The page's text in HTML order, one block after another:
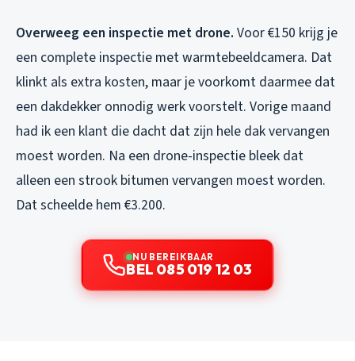
Overweeg een inspectie met drone. Voor €150 krijg je
een complete inspectie met warmtebeeldcamera. Dat
klinkt als extra kosten, maar je voorkomt daarmee dat
een dakdekker onnodig werk voorstelt. Vorige maand
had ik een klant die dacht dat zijn hele dak vervangen
moest worden. Na een drone-inspectie bleek dat
alleen een strook bitumen vervangen moest worden.
Dat scheelde hem €3.200.
NU BEREIKBAAR
BEL 085 019 12 03